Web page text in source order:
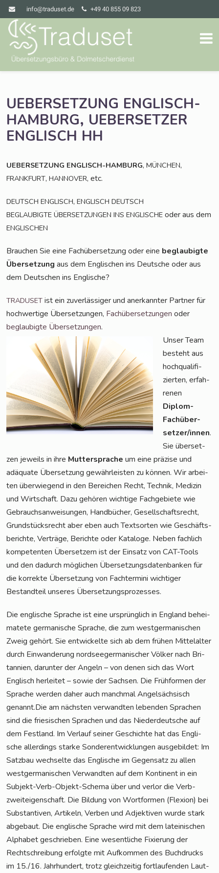
info@traduset.de +49 40 855 09 823
UEBERSETZUNG ENGLISCH-
HAMBURG, UEBERSETZER
ENGLISCH HH
UEBERSETZUNG ENGLISCH-HAMBURG,MÜNCHEN,
FRANKFURT,HANNOVER, etc.
DEUTSCH ENGLISCH,ENGLISCH DEUTSCH
BEGLAUBIGTE ÜBERSETZUNGEN INS ENGLISCHE oder aus dem
ENGLISCHEN
Brau­chen Sie eine Fach­über­set­zung oder eine beglau­big­te
Über­set­zung aus dem Eng­li­schen ins Deut­sche oder aus
dem Deut­schen ins Englische?
TRADUSET ist ein zuver­läs­si­ger und aner­kann­ter Part­ner für
hoch­wer­ti­ge Über­set­zun­gen, Fach­über­set­zun­gen oder
beglau­big­te Über­set­zun­gen.
Unser Team
besteht aus
hoch­qua­li­fi­
zier­ten, erfah­
re­nen
Diplom-
Fach­über­
set­zer/in­nen.
Sie über­set­
zen jeweils in ihre Mut­ter­spra­che um eine prä­zi­se und
adäqua­te Über­set­zung gewähr­leis­ten zu kön­nen. Wir arbei­
ten über­wie­gend in den Berei­chen Recht, Tech­nik, Medi­zin
und Wirt­schaft. Dazu gehö­ren wich­ti­ge Fach­ge­bie­te wie
Gebrauchs­an­wei­sun­gen, Hand­bü­cher, Gesell­schafts­recht,
Grund­stücks­recht aber eben auch Text­sor­ten wie Geschäfts­
be­rich­te, Ver­trä­ge, Berich­te oder Kata­lo­ge. Neben fach­lich
kom­pe­ten­ten Über­set­zern ist der Ein­satz von CAT-Tools
und den dadurch mög­li­chen Über­set­zungs­da­ten­ban­ken für
die kor­rek­te Über­set­zung von Fach­ter­mi­ni wich­ti­ger
Bestand­teil unse­res Übersetzungsprozesses.
Die eng­li­sche Spra­che ist eine ursprüng­lich in Eng­land behei­
ma­te­te ger­ma­ni­sche Spra­che, die zum west­ger­ma­ni­schen
Zweig gehört. Sie ent­wi­ckel­te sich ab dem frü­hen Mit­tel­al­ter
durch Ein­wan­de­rung nord­see­ger­ma­ni­scher Völ­ker nach Bri­
tan­ni­en, dar­un­ter der Angeln – von denen sich das Wort
Eng­lisch her­lei­tet – sowie der Sach­sen. Die Früh­for­men der
Spra­che wer­den daher auch manch­mal Angel­säch­sisch
genannt.Die am nächs­ten ver­wand­ten leben­den Spra­chen
sind die frie­si­schen Spra­chen und das Nie­der­deut­sche auf
dem Fest­land. Im Ver­lauf sei­ner Geschich­te hat das Eng­li­
sche aller­dings star­ke Son­der­ent­wick­lun­gen aus­ge­bil­det: Im
Satz­bau wech­sel­te das Eng­li­sche im Gegen­satz zu allen
west­ger­ma­ni­schen Ver­wand­ten auf dem Kon­ti­nent in ein
Sub­jekt-Verb-Objekt-Sche­ma über und ver­lor die Verb­
zwei­t­ei­gen­schaft. Die Bil­dung von Wort­for­men (Fle­xi­on) bei
Sub­stan­ti­ven, Arti­keln, Ver­ben und Adjek­ti­ven wur­de stark
abge­baut. Die eng­li­sche Spra­che wird mit dem latei­ni­schen
Alpha­bet geschrie­ben. Eine wesent­li­che Fixie­rung der
Recht­schrei­bung erfolg­te mit Auf­kom­men des Buch­drucks
im 15./16. Jahr­hun­dert, trotz gleich­zei­tig fort­lau­fen­den Laut­